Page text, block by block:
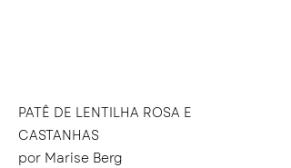
PATÊ DE LENTILHA ROSA E
CASTANHAS
por Marise Berg